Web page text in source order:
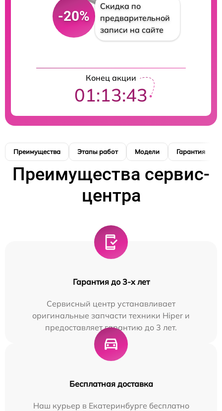
-20%
Скидка по
предварительной
записи на сайте
Конец акции
01:13:42
Преимущества Этапы работ Модели Гарантия
Преимущества сервис-
центра
Гарантия до 3-х лет
Сервисный центр устанавливает
оригинальные запчасти техники Hiper и
предоставляет гарантию до 3 лет.
Бесплатная доставка
Наш курьер в Екатеринбурге бесплатно